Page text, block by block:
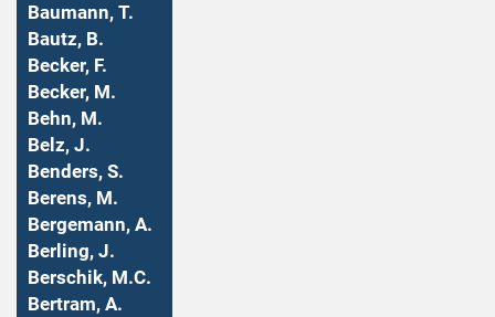
Baumann, T.
Bautz, B.
Becker, F.
Becker, M.
Behn, M.
Belz, J.
Benders, S.
Berens, M.
Bergemann, A.
Berling, J.
Berschik, M.C.
Bertram, A.